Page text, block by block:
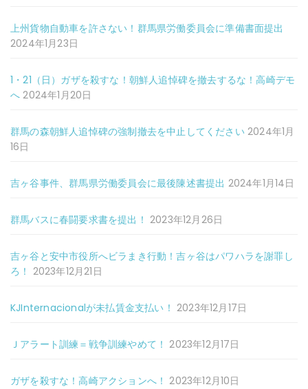
上州貨物自動車を許さない！群馬県労働委員会に準備書面提出
2024年1月23日
1・21（日）ガザを殺すな！朝鮮人追悼碑を撤去するな！高崎デモ
へ 2024年1月20日
群馬の森朝鮮人追悼碑の強制撤去を中止してください 2024年1月
16日
吉ヶ谷事件、群馬県労働委員会に最後陳述書提出 2024年1月14日
群馬バスに春闘要求書を提出！ 2023年12月26日
吉ヶ谷と安中市役所へビラまき行動！吉ヶ谷はパワハラを謝罪し
ろ！ 2023年12月21日
KJInternacionalが未払賃金支払い！ 2023年12月17日
Ｊアラート訓練＝戦争訓練やめて！ 2023年12月17日
ガザを殺すな！高崎アクションへ！ 2023年12月10日